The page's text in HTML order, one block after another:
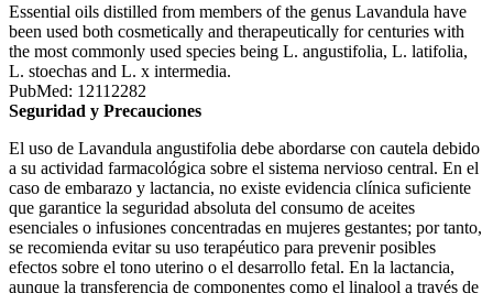
Essential oils distilled from members of the genus Lavandula have
been used both cosmetically and therapeutically for centuries with
the most commonly used species being L. angustifolia, L. latifolia,
L. stoechas and L. x intermedia.
PubMed: 12112282
Seguridad y Precauciones
El uso de Lavandula angustifolia debe abordarse con cautela debido
a su actividad farmacológica sobre el sistema nervioso central. En el
caso de embarazo y lactancia, no existe evidencia clínica suficiente
que garantice la seguridad absoluta del consumo de aceites
esenciales o infusiones concentradas en mujeres gestantes; por tanto,
se recomienda evitar su uso terapéutico para prevenir posibles
efectos sobre el tono uterino o el desarrollo fetal. En la lactancia,
aunque la transferencia de componentes como el linalool a través de